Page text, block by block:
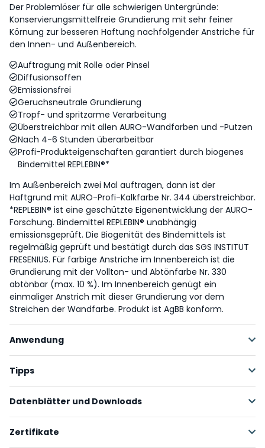
Der Problemlöser für alle schwierigen Untergründe:
Konservierungsmittelfreie Grundierung mit sehr feiner
Körnung zur besseren Haftung nachfolgender Anstriche für
den Innen- und Außenbereich.
Auftragung mit Rolle oder Pinsel
Diffusionsoffen
Emissionsfrei
Geruchsneutrale Grundierung
Tropf- und spritzarme Verarbeitung
Überstreichbar mit allen AURO-Wandfarben und -Putzen
Nach 4-6 Stunden überarbeitbar
Profi-Produkteigenschaften garantiert durch biogenes
Bindemittel REPLEBIN®*
Im Außenbereich zwei Mal auftragen, dann ist der
Haftgrund mit AURO-Profi-Kalkfarbe Nr. 344 überstreichbar.
*REPLEBIN® ist eine geschützte Eigenentwicklung der AURO-
Forschung. Bindemittel REPLEBIN® unabhängig
emissionsgeprüft. Die Biogenität des Bindemittels ist
regelmäßig geprüft und bestätigt durch das SGS INSTITUT
FRESENIUS. Für farbige Anstriche im Innenbereich ist die
Grundierung mit der Vollton- und Abtönfarbe Nr. 330
abtönbar (max. 10 %). Im Innenbereich genügt ein
einmaliger Anstrich mit dieser Grundierung vor dem
Streichen der Wandfarbe. Produkt ist AgBB konform.
Anwendung
Im Innenbereich einmal, außen zweimal mit Pinsel oder
werden.
Tipps
Der Haftgrund ist auch in einer gekörnten Version
Oberflächenstruktur ab.
Datenblätter und Downloads
Environmental Product Declaration (EPD) Übersicht DE
Zertifikate